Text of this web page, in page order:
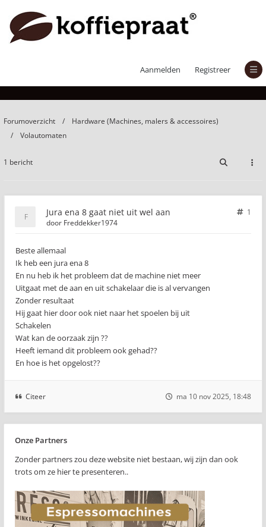
Aanmelden Registreer
Jura ena 8 gaat niet uit wel aan
Forumoverzicht
Hardware (Machines, malers & accessoires)
Volautomaten
1 bericht
Jura ena 8 gaat niet uit wel aan
1
door Freddekker1974
Beste allemaal
Ik heb een jura ena 8
En nu heb ik het probleem dat de machine niet meer
Uitgaat met de aan en uit schakelaar die is al vervangen
Zonder resultaat
Hij gaat hier door ook niet naar het spoelen bij uit
Schakelen
Wat kan de oorzaak zijn ??
Heeft iemand dit probleem ook gehad??
En hoe is het opgelost??
Citeer ma 10 nov 2025, 18:48
Onze Partners
Zonder partners zou deze website niet bestaan, wij zijn dan ook
trots om ze hier te presenteren..